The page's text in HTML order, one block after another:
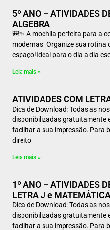
5º ANO – ATIVIDADES
ALGEBRA
🎒✨ A mochila perfeita para a
modernas! Organize sua rotina
espaço!Ideal para o dia a dia
Leia mais »
ATIVIDADES COM
Dica de Download: Todas as
disponibilizadas gratuitamente
facilitar a sua impressão. Para
direito
Leia mais »
1º ANO – ATIVIDADES
LETRA J e MATEMÁTICA
Dica de Download: Todas as
disponibilizadas gratuitamente
facilitar a sua impressão. Para